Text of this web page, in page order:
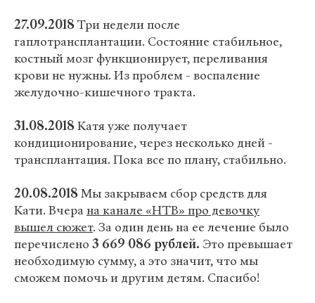
27.09.2018Три недели после
гаплотрансплантации. Состояние стабильное,
костный мозг функционирует, переливания
крови не нужны. Из проблем - воспаление
желудочно-кишечного тракта.
31.08.2018Катя уже получает
кондиционирование, через несколько дней -
трансплантация. Пока все по плану, стабильно.
20.08.2018Мы закрываем сбор средств для
Кати. Вчера на канале «НТВ» про девочку
вышел сюжет. За один день на ее лечение было
перечислено 3 669 086 рублей. Это превышает
необходимую сумму, а это значит, что мы
сможем помочь и другим детям. Спасибо!